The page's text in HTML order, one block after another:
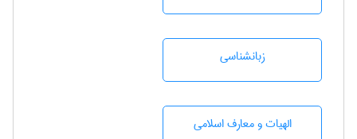
زبانشناسی
الهیات و معارف اسلامی